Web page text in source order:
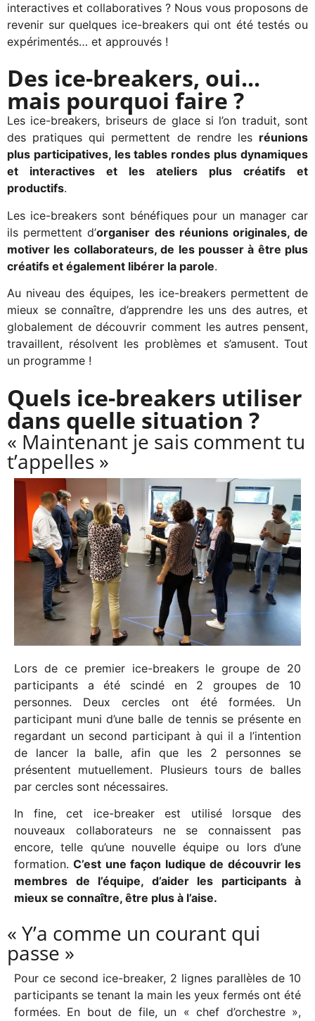
interactives et collaboratives ? Nous vous proposons de
revenir sur quelques ice-breakers qui ont été testés ou
expérimentés… et approuvés !
Des ice-breakers, oui...
mais pourquoi faire ?
Les ice-breakers, briseurs de glace si l’on traduit, sont
des pratiques qui permettent de rendre les réunions
plus participatives, les tables rondes plus dynamiques
et interactives et les ateliers plus créatifs et
productifs.
Les ice-breakers sont bénéfiques pour un manager car
ils permettent d’organiser des réunions originales, de
motiver les collaborateurs, de les pousser à être plus
créatifs et également libérer la parole.
Au niveau des équipes, les ice-breakers permettent de
mieux se connaître, d’apprendre les uns des autres, et
globalement de découvrir comment les autres pensent,
travaillent, résolvent les problèmes et s’amusent. Tout
un programme !
Quels ice-breakers utiliser
dans quelle situation ?
« Maintenant je sais comment tu
t’appelles »
Lors de ce premier ice-breakers le groupe de 20
participants a été scindé en 2 groupes de 10
personnes. Deux cercles ont été formées. Un
participant muni d’une balle de tennis se présente en
regardant un second participant à qui il a l’intention
de lancer la balle, afin que les 2 personnes se
présentent mutuellement. Plusieurs tours de balles
par cercles sont nécessaires.
In fine, cet ice-breaker est utilisé lorsque des
nouveaux collaborateurs ne se connaissent pas
encore, telle qu’une nouvelle équipe ou lors d’une
formation.C’est une façon ludique de découvrir les
membres de l’équipe, d’aider les participants à
mieux se connaître, être plus à l’aise.
« Y’a comme un courant qui
passe »
Pour ce second ice-breaker, 2 lignes parallèles de 10
participants se tenant la main les yeux fermés ont été
formées. En bout de file, un « chef d’orchestre »,